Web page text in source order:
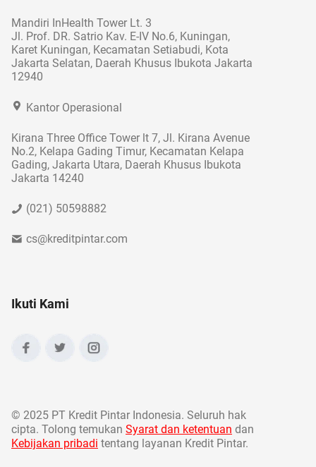
Mandiri InHealth Tower Lt. 3
Jl. Prof. DR. Satrio Kav. E-IV No.6, Kuningan,
Karet Kuningan, Kecamatan Setiabudi, Kota
Jakarta Selatan, Daerah Khusus Ibukota Jakarta
12940
Kantor Operasional
Kirana Three Office Tower lt 7, Jl. Kirana Avenue
No.2, Kelapa Gading Timur, Kecamatan Kelapa
Gading, Jakarta Utara, Daerah Khusus Ibukota
Jakarta 14240
(021) 50598882
cs@kreditpintar.com
Ikuti Kami
© 2025 PT Kredit Pintar Indonesia. Seluruh hak
cipta. Tolong temukan Syarat dan ketentuan dan
Kebijakan pribadi tentang layanan Kredit Pintar.